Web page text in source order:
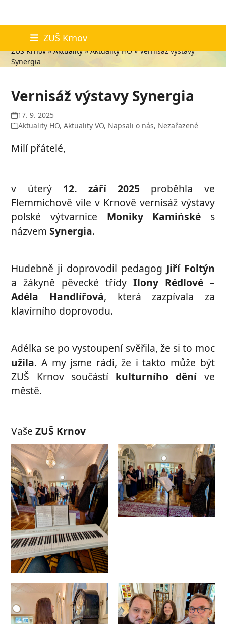
content
ZUŠ Krnov
Aktuality
ZUŠ Krnov»Aktuality»Aktuality HO»Vernisáž výstavy
Synergia
Vernisáž výstavy Synergia
17. 9. 2025
Aktuality HO,Aktuality VO, Napsali o nás, Nezařazené
Milí přátelé,
v úterý 12. září 2025 proběhla ve
Flemmichově vile v Krnově vernisáž výstavy
polské výtvarnice Moniky Kamińské s
názvemSynergia.
Hudebně ji doprovodil pedagog Jiří Foltýn
a žákyně pěvecké třídy Ilony Rédlové–
Adéla Handlířová, která zazpívala za
klavírního doprovodu.
Adélka se po vystoupení svěřila, že si to moc
užila. A my jsme rádi, že i takto může být
ZUŠ Krnov součástí kulturního děníve
městě.
VašeZUŠ Krnov